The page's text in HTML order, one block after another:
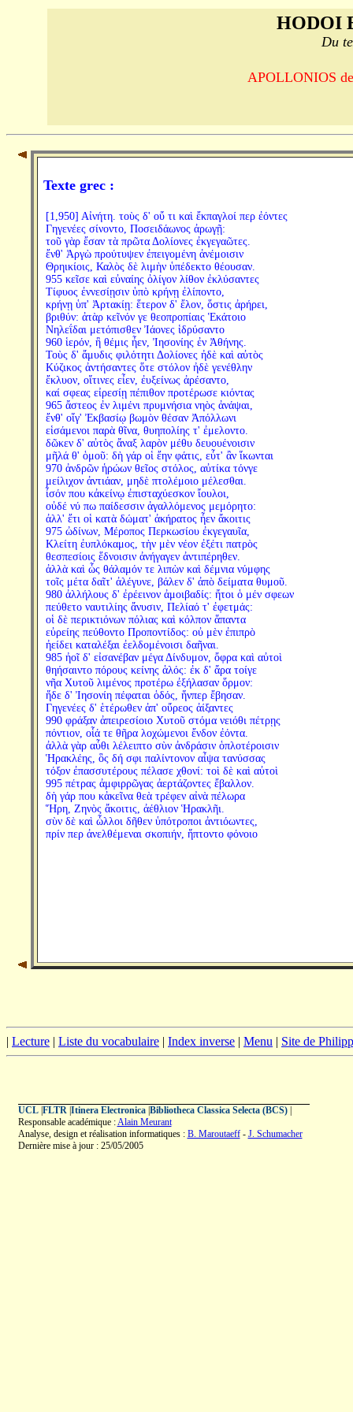
HODOI
Du
APOLLONIOS
Texte grec :
[1,950] Αἰνήτη. τοὺς δ' οὔ τι καὶ ἔκπαγλοί περ ἐόντες
Γηγενέες σίνοντο, Ποσειδάωνος ἀρωγῇ:
τοῦ γὰρ ἔσαν τὰ πρῶτα Δολίονες ἐκγεγαῶτες.
ἔνθ' Ἀργὼ προύτυψεν ἐπειγομένη ἀνέμοισιν
Θρηικίοις, Καλὸς δὲ λιμὴν ὑπέδεκτο θέουσαν.
955 κεῖσε καὶ εὐναίης ὀλίγον λίθον ἐκλύσαντες
Τίφυος ἐννεσίῃσιν ὑπὸ κρήνῃ ἐλίποντο,
κρήνῃ ὑπ' Ἀρτακίῃ: ἕτερον δ' ἔλον, ὅστις ἀρήρει,
βριθύν: ἀτὰρ κεῖνόν γε θεοπροπίαις Ἑκάτοιο
Νηλεΐδαι μετόπισθεν Ἰάονες ἱδρύσαντο
960 ἱερόν, ἣ θέμις ἦεν, Ἰησονίης ἐν Ἀθήνης.
Τοὺς δ' ἄμυδις φιλότητι Δολίονες ἠδὲ καὶ αὐτὸς
Κύζικος ἀντήσαντες ὅτε στόλον ἠδὲ γενέθλην
ἔκλυον, οἵτινες εἶεν, ἐυξείνως ἀρέσαντο,
καί σφεας εἰρεσίῃ πέπιθον προτέρωσε κιόντας
965 ἄστεος ἐν λιμένι πρυμνήσια νηὸς ἀνάψαι,
ἔνθ' οἵγ' Ἐκβασίῳ βωμὸν θέσαν Ἀπόλλωνι
εἱσάμενοι παρὰ θῖνα, θυηπολίης τ' ἐμελοντο.
δῶκεν δ' αὐτὸς ἄναξ λαρὸν μέθυ δευουένοισιν
μῆλά θ' ὁμοῦ: δὴ γάρ οἱ ἔην φάτις, εὖτ' ἂν ἵκωνται
970 ἀνδρῶν ἡρώων θεῖος στόλος, αὐτίκα τόνγε
μείλιχον ἀντιάαν, μηδὲ πτολέμοιο μέλεσθαι.
ἶσόν που κἀκείνῳ ἐπισταχύεσκον ἴουλοι,
οὐδέ νύ πω παίδεσσιν ἀγαλλόμενος μεμόρητο:
ἀλλ' ἔτι οἱ κατὰ δώματ' ἀκήρατος ἦεν ἄκοιτις
975 ὠδίνων, Μέροπος Περκωσίου ἐκγεγαυῖα,
Κλείτη ἐυπλόκαμος, τὴν μὲν νέον ἐξέτι πατρὸς
θεσπεσίοις ἕδνοισιν ἀνήγαγεν ἀντιπέρηθεν.
ἀλλὰ καὶ ὧς θάλαμόν τε λιπὼν καὶ δέμνια νύμφης
τοῖς μέτα δαῖτ' ἀλέγυνε, βάλεν δ' ἀπὸ δείματα θυμοῦ.
980 ἀλλήλους δ' ἐρέεινον ἀμοιβαδίς: ἤτοι ὁ μέν σφεων
πεύθετο ναυτιλίης ἄνυσιν, Πελίαό τ' ἐφετμάς:
οἱ δὲ περικτιόνων πόλιας καὶ κόλπον ἅπαντα
εὐρείης πεύθοντο Προποντίδος: οὐ μὲν ἐπιπρὸ
ἠείδει καταλέξαι ἐελδομένοισι δαῆναι.
985 ἠοῖ δ' εἰσανέβαν μέγα Δίνδυμον, ὄφρα καὶ αὐτοὶ
θηήσαιντο πόρους κείνης ἁλός: ἐκ δ' ἄρα τοίγε
νῆα Χυτοῦ λιμένος προτέρω ἐξήλασαν ὅρμον:
ἥδε δ' Ἰησονίη πέφαται ὁδός, ἥνπερ ἔβησαν.
Γηγενέες δ' ἑτέρωθεν ἀπ' οὔρεος ἀίξαντες
990 φράξαν ἀπειρεσίοιο Χυτοῦ στόμα νειόθι πέτρῃς
πόντιον, οἷά τε θῆρα λοχώμενοι ἔνδον ἐόντα.
ἀλλὰ γὰρ αὖθι λέλειπτο σὺν ἀνδράσιν ὁπλοτέροισιν
Ἡρακλέης, ὃς δή σφι παλίντονον αἶψα τανύσσας
τόξον ἐπασσυτέρους πέλασε χθονί: τοὶ δὲ καὶ αὐτοὶ
995 πέτρας ἀμφιρρῶγας ἀερτάζοντες ἔβαλλον.
δὴ γάρ που κἀκεῖνα θεὰ τρέφεν αἰνὰ πέλωρα
Ἥρη, Ζηνὸς ἄκοιτις, ἀέθλιον Ἡρακλῆι.
σὺν δὲ καὶ ὧλλοι δῆθεν ὑπότροποι ἀντιόωντες,
πρίν περ ἀνελθέμεναι σκοπιήν, ἥπτοντο φόνοιο
| Lecture | Liste du vocabulaire | Index inverse | Menu | Site de
UCL| FLTR| Itinera Electronica| Bibliotheca Classica Selecta (BCS)|
Responsable académique :Alain Meurant
Analyse, design et réalisation informatiques : B. Maroutaeff- J. Schumacher
Dernière mise à jour : 25/05/2005